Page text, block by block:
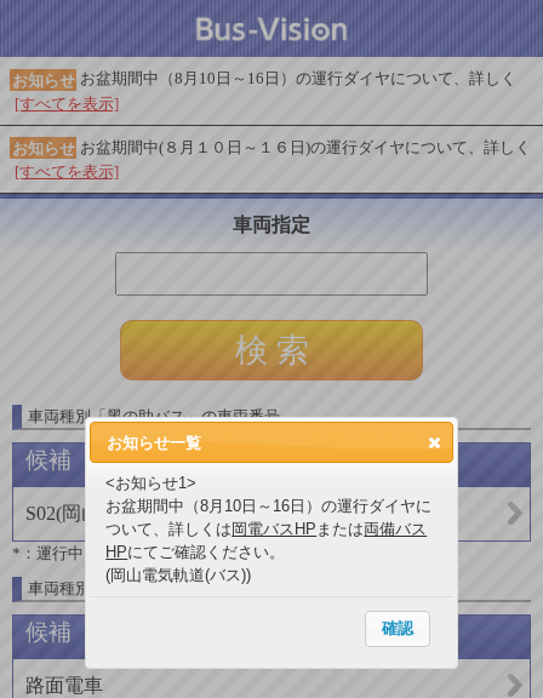
お知らせ お盆期間中（8月10日～16日）の運行ダイヤについて、詳しく
[すべてを表示]
お知らせ お盆期間中(８月１０日～１６日)の運行ダイヤについて、詳しく
[すべてを表示]
車両指定
車両種別「黑の助バス」の車両番号
候補
S02(岡山電気軌道(バス))
*：運行中
車両種別一覧
候補
路面電車
お知らせ一覧
<お知らせ1>
お盆期間中（8月10日～16日）の運行ダイヤに
ついて、詳しくは 岡電バスHP または両備バス
HPにてご確認ください。
(岡山電気軌道(バス))
確認